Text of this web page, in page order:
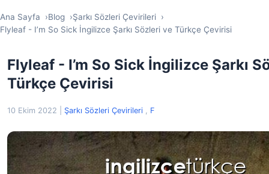
Ana Sayfa Blog
Şarkı Sözleri Çevirileri
Flyleaf - I’m So Sick İngilizce Şarkı Sözleri ve Türkçe Çevirisi
Flyleaf - I’m So Sick İngilizce Şarkı
Türkçe Çevirisi
10 Ekim 2022 Şarkı Sözleri Çevirileri , F